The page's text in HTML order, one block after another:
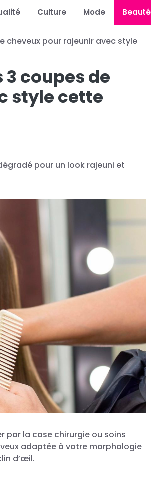
Culture Mode Beauté
cheveux pour rajeunir avec style
3 coupes de
style cette
pour un look rajeuni et
par la case chirurgie ou soins
adaptée à votre morphologie
d’œil.